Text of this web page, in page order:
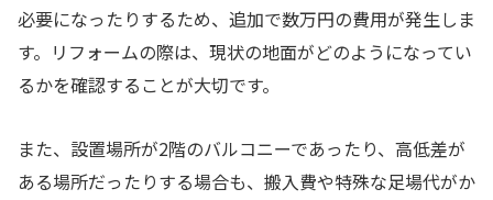
必要になったりするため、追加で数万円の費用が発生しま
す。リフォームの際は、現状の地面がどのようになってい
るかを確認することが大切です。
また、設置場所が2階のバルコニーであったり、高低差が
ある場所だったりする場合も、搬入費や特殊な足場代がか